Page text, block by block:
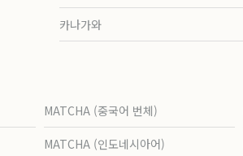
카나가와
MATCHA (중국어 번체)
MATCHA (인도네시아어)